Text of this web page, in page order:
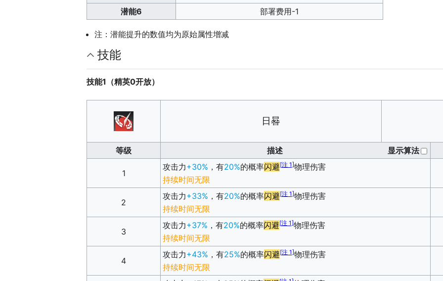
潜能6
部署费用-1
注：潜能提升的数值均为原始属性增减
技能
技能1（精英0开放）
日晷
等级 描述 显示算法
1
攻击力+30% ，有20%的概率闪避[注 1]物理伤害
持续时间无限
2
攻击力+33% ，有20%的概率闪避[注 1]物理伤害
持续时间无限
3
攻击力+37% ，有20%的概率闪避[注 1]物理伤害
持续时间无限
4
攻击力+43% ，有25%的概率闪避[注 1]物理伤害
持续时间无限